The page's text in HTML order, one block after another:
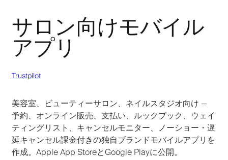
サロン向けモバイル
アプリ
Trustpilot
美容室、ビューティーサロン、ネイルスタジオ向け —
予約、オンライン販売、支払い、ルックブック、ウェイ
ティングリスト、キャンセルモニター、ノーショー・遅
延キャンセル課金付きの独自ブランドモバイルアプリを
作成。Apple App StoreとGoogle Playに公開。